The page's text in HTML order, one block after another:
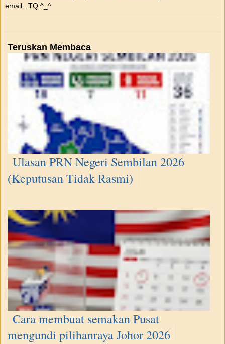
email.. TQ ^_^
Teruskan Membaca
Ulasan PRN Negeri Sembilan 2026
(Keputusan Tidak Rasmi)
Cara membuat semakan Pusat
mengundi pilihanraya Johor 2026